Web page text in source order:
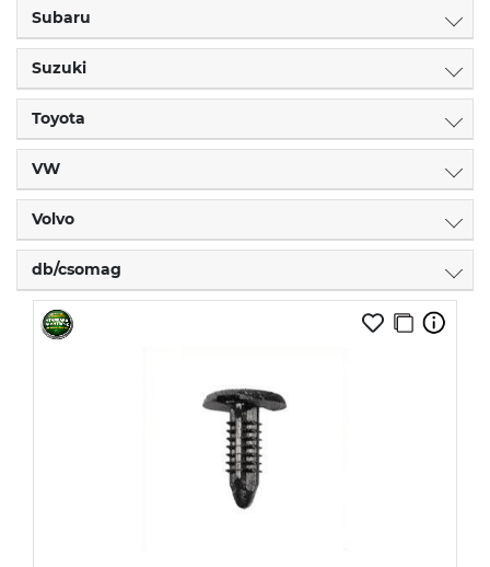
Subaru
Suzuki
Toyota
VW
Volvo
db/csomag